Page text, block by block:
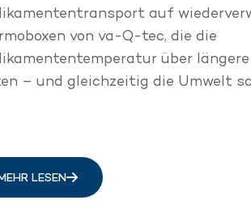
auf
von va-Q-tec, die die
über
– und gleichzeitig die Umwelt
LESEN